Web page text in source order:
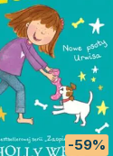
-59%